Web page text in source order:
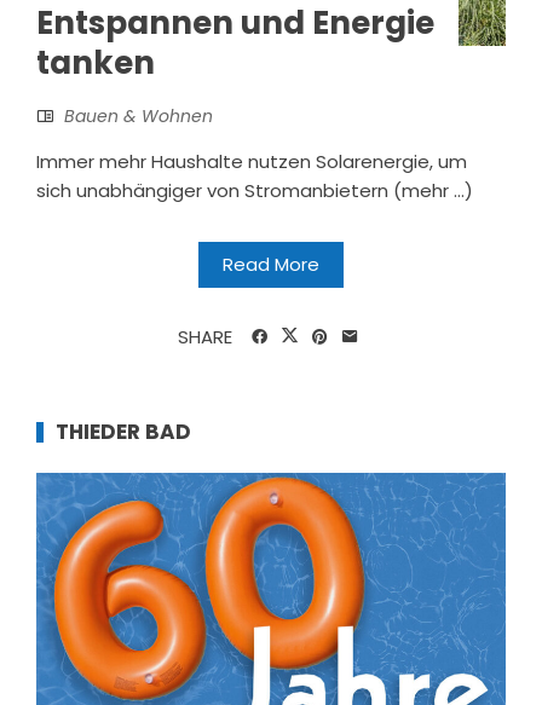
Entspannen und Energie
tanken
Bauen & Wohnen
Immer mehr Haushalte nutzen Solarenergie, um
sich unabhängiger von Stromanbietern (mehr …)
Read More
SHARE
THIEDER BAD